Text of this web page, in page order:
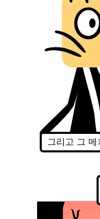
그리고 그